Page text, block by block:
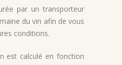
par un transporteur
du vin afin de vous
conditions.
est calculé en fonction